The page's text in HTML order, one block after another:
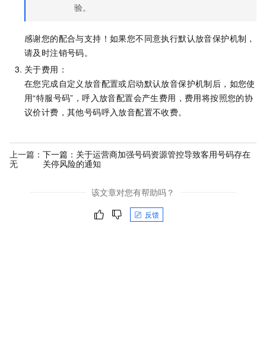
验。
感谢您的配合与支持！如果您不同意执行默认放音保护机制，
请及时注销号码。
关于费用：
在您完成自定义放音配置或启动默认放音保护机制后，如您使
用“特服号码”，呼入放音配置会产生费用，费用将按照您的协
议价计费，其他号码呼入放音配置不收费。
上一篇：
无
下一篇： 关于运营商加强号码资源管控导致客用号码存在
关停风险的通知
该文章对您有帮助吗？
反馈